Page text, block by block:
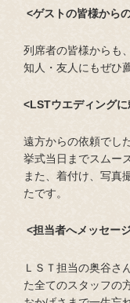
<ゲストの皆様から
列席者の皆様からも
知人・友人にもぜひ
<LSTウエディング
遠方からの依頼でし
挙式当日までスムー
また、着付け、写真
たです。
<担当者へメッセー
ＬＳＴ担当の奥谷さ
た全てのスタッフの